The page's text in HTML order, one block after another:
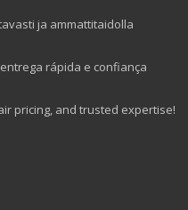
ja ammattitaidolla
rápida e confiança
pricing, and trusted expertise!